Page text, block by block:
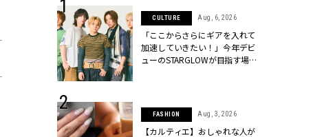
CULTURE Aug, 6, 2026
「ここからさらにギアを入れて
加速していきたい！」今年デビ
ューのSTARGLOWが目指す場所
FASHION Aug, 3, 2026
【カルティエ】おしゃれな人が